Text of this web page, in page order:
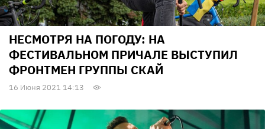
НЕСМОТРЯ НА ПОГОДУ: НА
ФЕСТИВАЛЬНОМ ПРИЧАЛЕ ВЫСТУПИЛ
ФРОНТМЕН ГРУППЫ СКАЙ
16 Июня 2021 14:13